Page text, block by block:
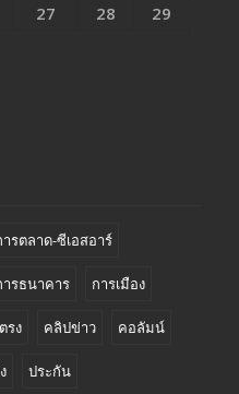
27 28
29
ารตลาด-ซีเอสอาร์
ารธนาคาร การเมือง
รง คลิปข่าว คอลัมน์
ประกัน